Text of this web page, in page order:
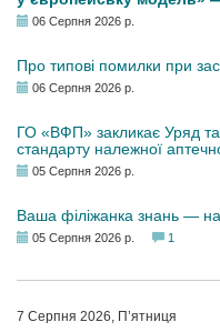
06 Серпня 2026 р.
Про типові помилки при
06 Серпня 2026 р.
ГО «ВФП» закликає Уряд
стандарту належної
05 Серпня 2026 р.
Ваша філіжанка знань —
05 Серпня 2026 р. 1
7 Серпня 2026, П’ятниця